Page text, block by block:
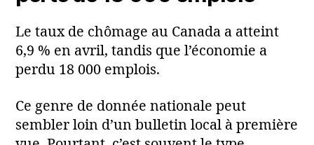
Le taux de chômage au Canada a atteint
6,9 % en avril, tandis que l’économie a
perdu 18 000 emplois.
Ce genre de donnée nationale peut
sembler loin d’un bulletin local à première